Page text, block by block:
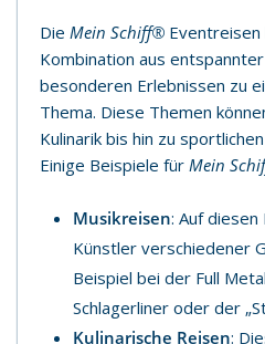
Die Mein Schiff®
Kombination aus
besonderen Erlebnissen zu
Thema. Diese Themen
Kulinarik bis hin zu
Einige Beispiele für Mein
Musikreisen: Auf
Künstler verschiedener
Beispiel bei der Full
Schlagerliner oder der
Kulinarische Reisen: